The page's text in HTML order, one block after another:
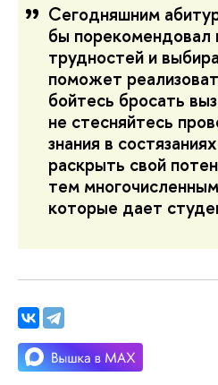
Сегодняшним
бы порекомендовал
трудностей и
поможет
бойтесь бросать
не стесняйтесь
знания в
раскрыть свой
тем
которые дает